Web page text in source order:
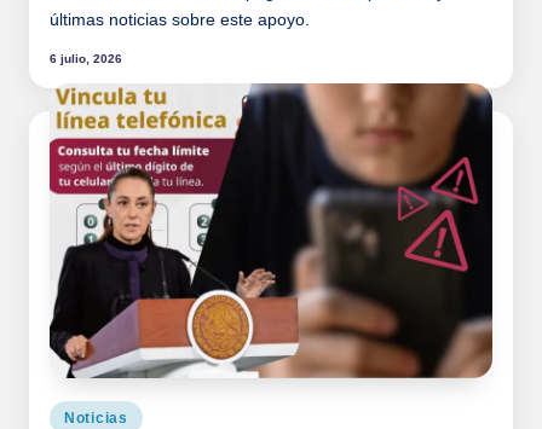
últimas noticias sobre este apoyo.
6 julio, 2026
Publicado
Noticias